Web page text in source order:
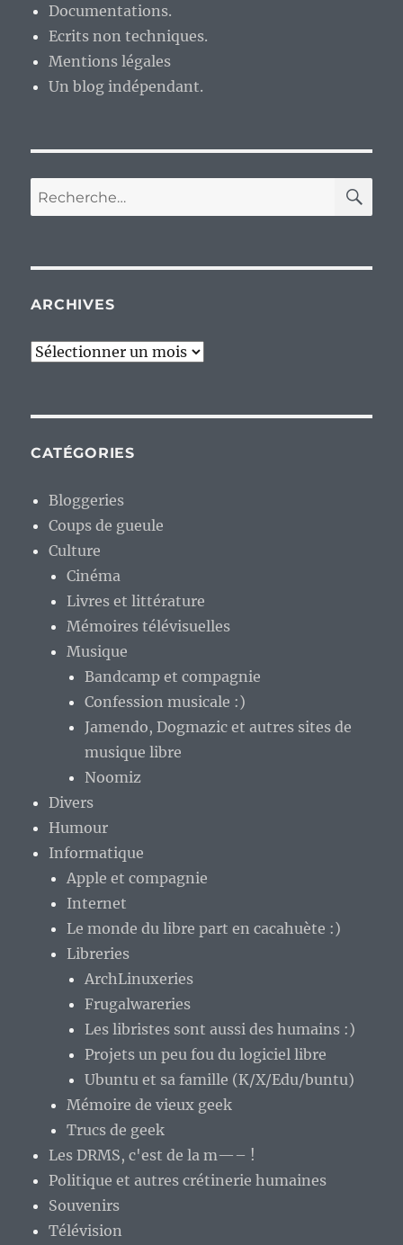
Documentations.
Ecrits non techniques.
Mentions légales
Un blog indépendant.
Recherche
pour :
ARCHIVES
Archives
CATÉGORIES
Bloggeries
Coups de gueule
Culture
Cinéma
Livres et littérature
Mémoires télévisuelles
Musique
Bandcamp et compagnie
Confession musicale :)
Jamendo, Dogmazic et autres sites de
musique libre
Noomiz
Divers
Humour
Informatique
Apple et compagnie
Internet
Le monde du libre part en cacahuète :)
Libreries
ArchLinuxeries
Frugalwareries
Les libristes sont aussi des humains :)
Projets un peu fou du logiciel libre
Ubuntu et sa famille (K/X/Edu/buntu)
Mémoire de vieux geek
Trucs de geek
Les DRMS, c'est de la m—– !
Politique et autres crétinerie humaines
Souvenirs
Télévision